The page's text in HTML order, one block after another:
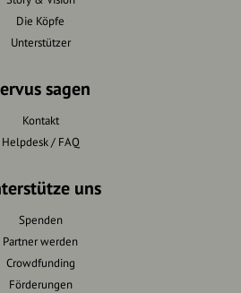
Die Köpfe
Unterstützer
sagen
Kontakt
Helpdesk / FAQ
uns
Spenden
Partner werden
Crowdfunding
Förderungen